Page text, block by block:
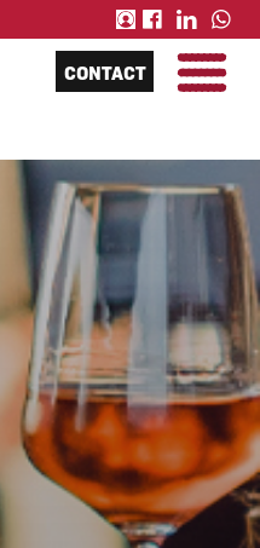
CONTACT